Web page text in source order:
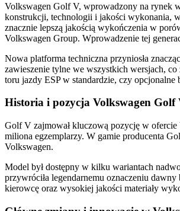
Volkswagen Golf V, wprowadzony na rynek
konstrukcji, technologii i jakości wykonania,
znacznie lepszą jakością wykończenia w
Volkswagen Group. Wprowadzenie tej
Nowa platforma techniczna przyniosła
zawieszenie tylne we wszystkich wersjach,
toru jazdy ESP w standardzie, czy
Historia i pozycja Volkswagen Golf
Golf V zajmował kluczową pozycję w ofercie
miliona egzemplarzy. W gamie producenta
Volkswagen.
Model był dostępny w kilku wariantach
przywróciła legendarnemu oznaczeniu
kierowcę oraz wysokiej jakości materiały